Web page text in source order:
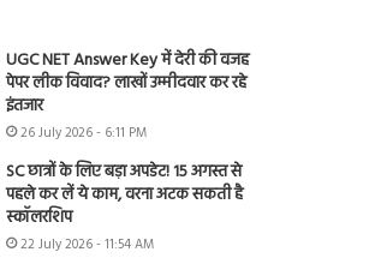
UGC NET Answer Key में देरी की वजह
पेपर लीक विवाद? लाखों उम्मीदवार कर रहे
इंतजार
26 July 2026 - 6:11 PM
SC छात्रों के लिए बड़ा अपडेट! 15 अगस्त से
पहले कर लें ये काम, वरना अटक सकती है
स्कॉलरशिप
22 July 2026 - 11:54 AM